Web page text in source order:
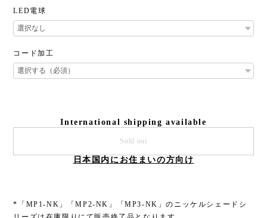
LED電球
コード加工
International shipping available
Sold out
日本国内にお住まいの方向け
*「MP1-NK」「MP2-NK」「MP3-NK」のニッケルシェードシ